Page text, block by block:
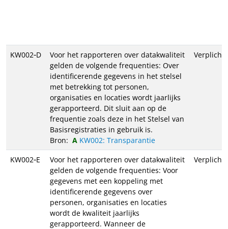
KW002‑D
Voor het rapporteren over datakwaliteit
gelden de volgende frequenties: Over
identificerende gegevens in het stelsel
met betrekking tot personen,
organisaties en locaties wordt jaarlijks
gerapporteerd. Dit sluit aan op de
frequentie zoals deze in het Stelsel van
Basisregistraties in gebruik is.
Bron:
KW002: Transparantie
Verplicht
KW002‑E
Voor het rapporteren over datakwaliteit
gelden de volgende frequenties: Voor
gegevens met een koppeling met
identificerende gegevens over
personen, organisaties en locaties
wordt de kwaliteit jaarlijks
gerapporteerd. Wanneer de
Verplicht